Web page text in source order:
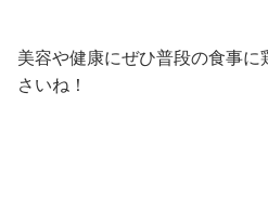
美容や健康にぜひ普段の食事
さいね！